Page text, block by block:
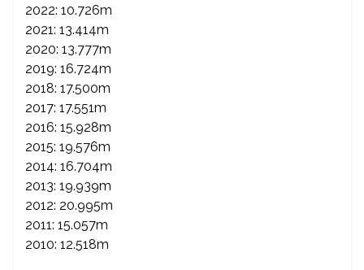
2022: 10.726m
2021: 13.414m
2020: 13.777m
2019: 16.724m
2018: 17.500m
2017: 17.551m
2016: 15.928m
2015: 19.576m
2014: 16.704m
2013: 19.939m
2012: 20.995m
2011: 15.057m
2010: 12.518m